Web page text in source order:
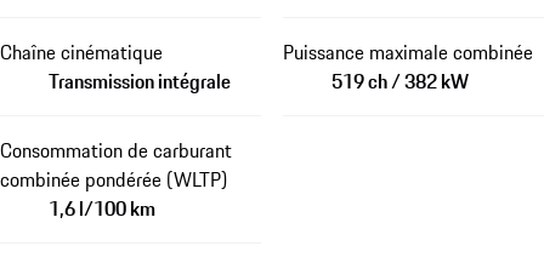
Chaîne cinématique
Transmission intégrale
Puissance maximale combinée
519 ch / 382 kW
Consommation de carburant
combinée pondérée (WLTP)
1,6 l/100 km